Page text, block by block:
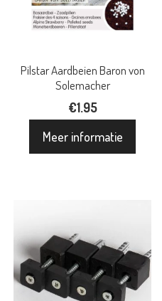
Pilstar Aardbeien Baron von
Solemacher
€1.95
Meer informatie